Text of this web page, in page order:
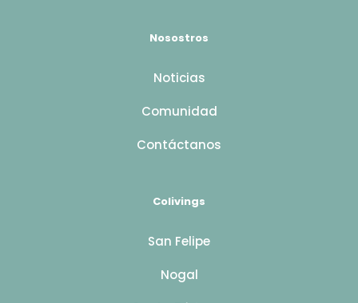
Nosostros
Noticias
Comunidad
Contáctanos
Colivings
San Felipe
Nogal